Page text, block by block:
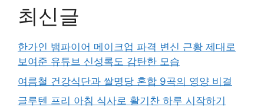
최신글
한가인 뱀파이어 메이크업 파격 변신 근황 제대로
보여준 유튜브 신성록도 감탄한 모습
여름철 건강식단과 쌀명당 혼합 9곡의 영양 비결
글루텐 프리 아침 식사로 활기찬 하루 시작하기